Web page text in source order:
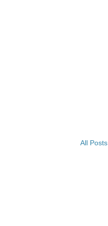
All Posts